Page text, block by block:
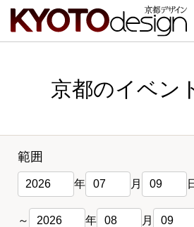
京都のイベン
範囲
年 月
～ 年 月